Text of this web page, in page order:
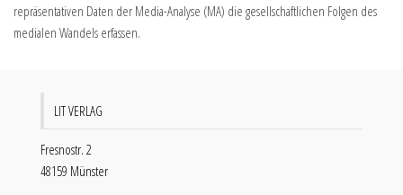
repräsentativen Daten der Media-Analyse (MA) die gesellschaftlichen Folgen des
medialen Wandels erfassen.
LIT VERLAG
Fresnostr. 2
48159 Münster